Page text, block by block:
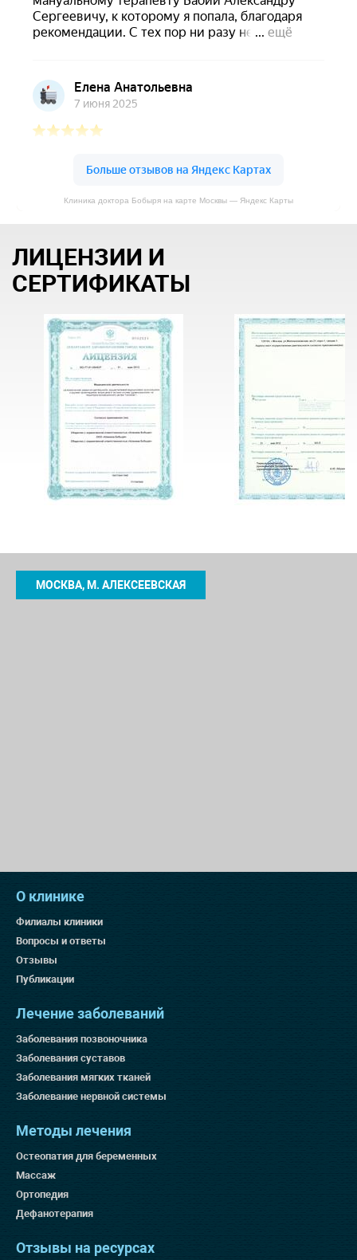
Клиника доктора Бобыря на карте Москвы — Яндекс Карты
ЛИЦЕНЗИИ И
СЕРТИФИКАТЫ
МОСКВА, М. АЛЕКСЕЕВСКАЯ
О клинике
Филиалы клиники
Вопросы и ответы
Отзывы
Публикации
Лечение заболеваний
Заболевания позвоночника
Заболевания суставов
Заболевания мягких тканей
Заболевание нервной системы
Методы лечения
Остеопатия для беременных
Массаж
Ортопедия
Дефанотерапия
Отзывы на ресурсах